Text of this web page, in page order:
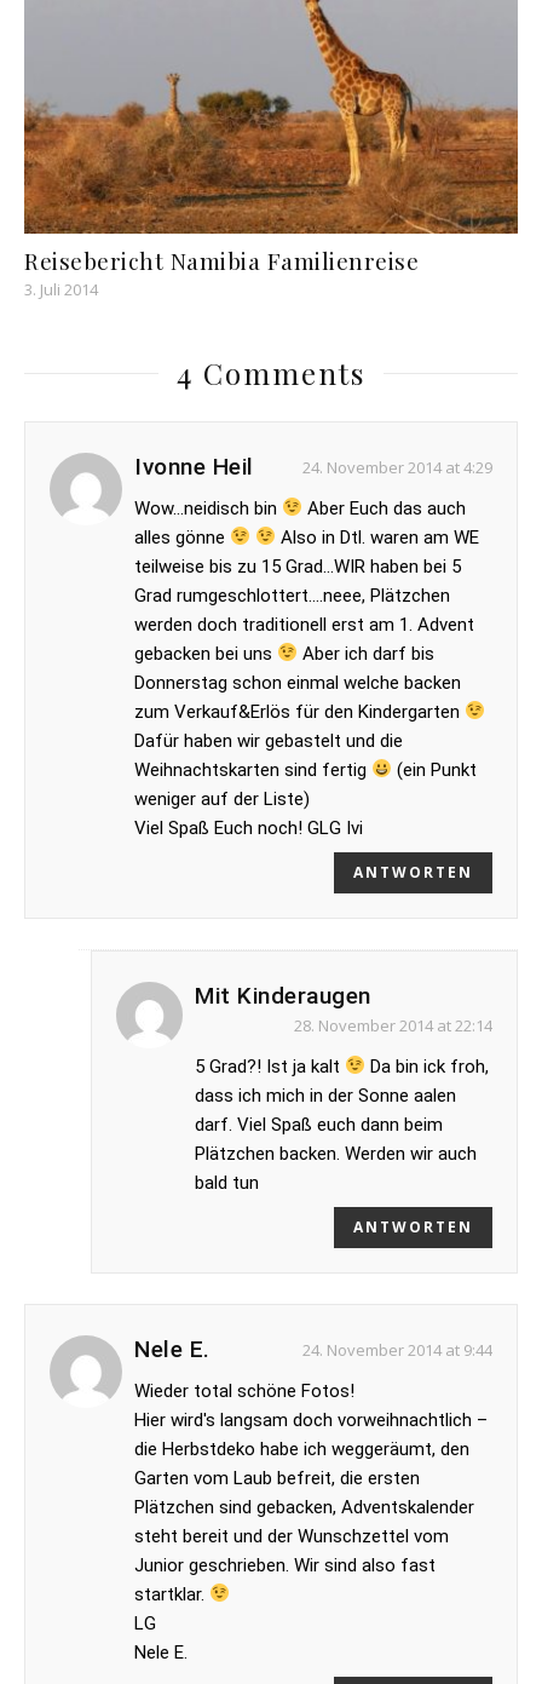
Reisebericht Namibia Familienreise
3. Juli 2014
4 Comments
Ivonne Heil
24. November 2014 at 4:29
Wow…neidisch bin
Aber Euch das auch
alles gönne
Also in Dtl. waren am WE
teilweise bis zu 15 Grad…WIR haben bei 5
Grad rumgeschlottert….neee, Plätzchen
werden doch traditionell erst am 1. Advent
gebacken bei uns
Aber ich darf bis
Donnerstag schon einmal welche backen
zum Verkauf&Erlös für den Kindergarten
Dafür haben wir gebastelt und die
Weihnachtskarten sind fertig
(ein Punkt
weniger auf der Liste)
Viel Spaß Euch noch! GLG Ivi
ANTWORTEN
Mit Kinderaugen
28. November 2014 at 22:14
5 Grad?! Ist ja kalt
Da bin ick froh,
dass ich mich in der Sonne aalen
darf. Viel Spaß euch dann beim
Plätzchen backen. Werden wir auch
bald tun
ANTWORTEN
Nele E.
24. November 2014 at 9:44
Wieder total schöne Fotos!
Hier wird's langsam doch vorweihnachtlich –
die Herbstdeko habe ich weggeräumt, den
Garten vom Laub befreit, die ersten
Plätzchen sind gebacken, Adventskalender
steht bereit und der Wunschzettel vom
Junior geschrieben. Wir sind also fast
startklar.
LG
Nele E.